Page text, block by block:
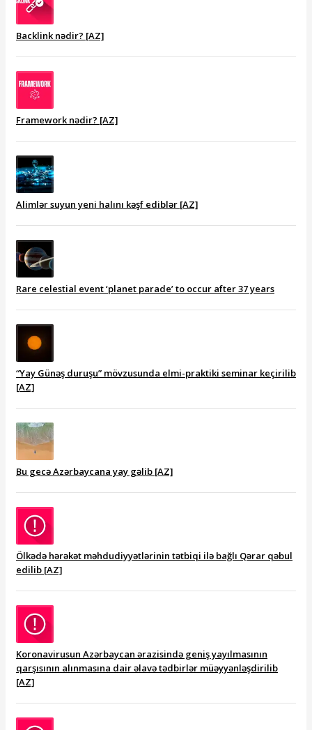
Backlink nədir? [AZ]
Framework nədir? [AZ]
Alimlər suyun yeni halını kəşf ediblər [AZ]
Rare celestial event ‘planet parade’ to occur after 37 years
“Yay Günəş duruşu” mövzusunda elmi-praktiki seminar keçirilib
[AZ]
Bu gecə Azərbaycana yay gəlib [AZ]
Ölkədə hərəkət məhdudiyyətlərinin tətbiqi ilə bağlı Qərar qəbul
edilib [AZ]
Koronavirusun Azərbaycan ərazisində geniş yayılmasının
qarşısının alınmasına dair əlavə tədbirlər müəyyənləşdirilib
[AZ]